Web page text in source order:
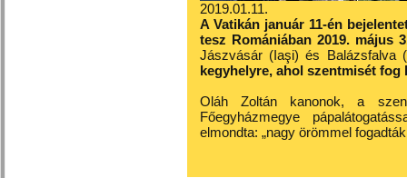
2019.01.11.
A Vatikán január 11-én
tesz Romániában 2019. május
Jászvásár (Iaşi) és
kegyhelyre, ahol szentmisét fog
Oláh Zoltán kanonok, a
Főegyházmegye
elmondta: „nagy örömmel